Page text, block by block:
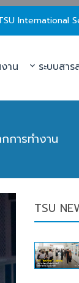
International
าน ระบบสาร
การทำงาน
TSU